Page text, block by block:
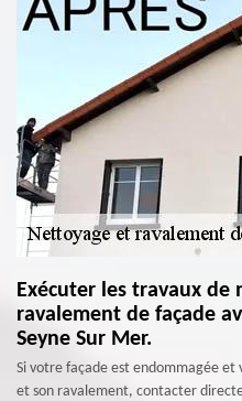
Exécuter les travaux de
ravalement de façade
Seyne Sur Mer.
Si votre façade est endommagée et
et son ravalement, contacter